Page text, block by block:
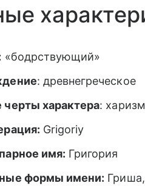
«бодрствующий»
: древнегреческое
характера:
Grigoriy
имя: Григория
формы имени: